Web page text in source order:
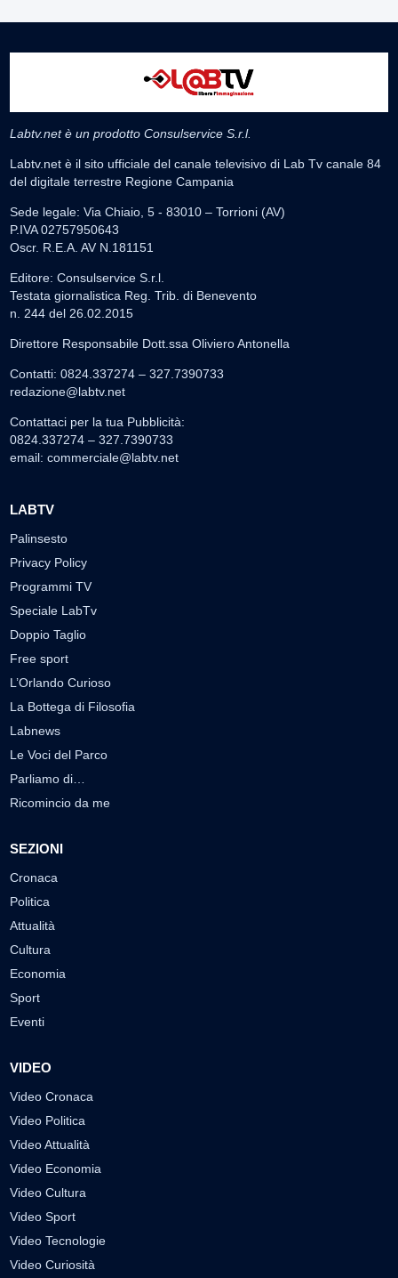
Labtv.net è un prodotto Consulservice S.r.l.
Labtv.net è il sito ufficiale del canale televisivo di Lab Tv canale 84
del digitale terrestre Regione Campania
Sede legale: Via Chiaio, 5 - 83010 – Torrioni (AV)
P.IVA 02757950643
Oscr. R.E.A. AV N.181151
Editore: Consulservice S.r.l.
Testata giornalistica Reg. Trib. di Benevento
n. 244 del 26.02.2015
Direttore Responsabile Dott.ssa Oliviero Antonella
Contatti: 0824.337274 – 327.7390733
redazione@labtv.net
Contattaci per la tua Pubblicità:
0824.337274 – 327.7390733
email: commerciale@labtv.net
LABTV
Palinsesto
Privacy Policy
Programmi TV
Speciale LabTv
Doppio Taglio
Free sport
L’Orlando Curioso
La Bottega di Filosofia
Labnews
Le Voci del Parco
Parliamo di…
Ricomincio da me
SEZIONI
Cronaca
Politica
Attualità
Cultura
Economia
Sport
Eventi
VIDEO
Video Cronaca
Video Politica
Video Attualità
Video Economia
Video Cultura
Video Sport
Video Tecnologie
Video Curiosità